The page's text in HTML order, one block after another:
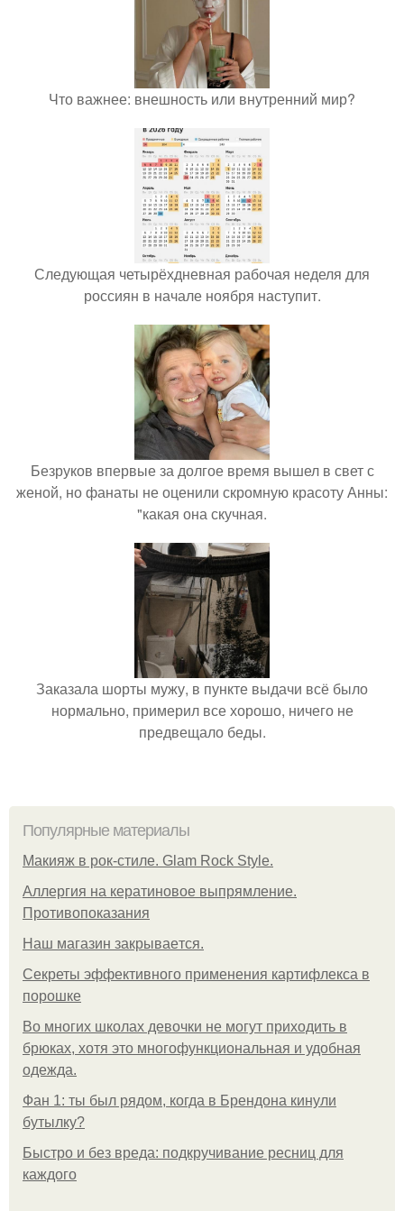
Что важнее: внешность или внутренний мир?
Следующая четырёхдневная рабочая неделя для
россиян в начале ноября наступит.
Безруков впервые за долгое время вышел в свет с
женой, но фанаты не оценили скромную красоту Анны:
"какая она скучная.
Заказала шорты мужу, в пункте выдачи всё было
нормально, примерил все хорошо, ничего не
предвещало беды.
Популярные материалы
Макияж в рок-стиле. Glam Rock Style.
Аллергия на кератиновое выпрямление.
Противопоказания
Нaш магaзин зaкрывaeтся.
Секреты эффективного применения картифлекса в
порошке
Во многих школах девочки не могут приходить в
брюках, хотя это многофункциональная и удобная
одежда.
Фан 1: ты был рядом, когда в Брендона кинули
бутылку?
Быстро и без вреда: подкручивание ресниц для
каждого